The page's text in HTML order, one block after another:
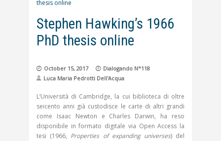
thesis online
APPROFONDIMENTO:
Stephen Hawking’s 1966
PhD thesis online
October 15, 2017
Dialogando N°118
Luca Maria Pedrotti Dell'Acqua
L’Università di Cambridge, la cui biblioteca di oltre
seicento anni già custodisce le carte di altri grandi
come Isaac Newton e Charles Darwin, ha reso
disponibile in formato digitale via Open Access la
tesi (1966, Properties of expanding universes) del